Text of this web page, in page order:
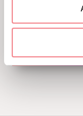
della montagna
veneta